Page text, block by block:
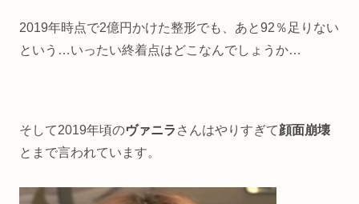
2019年時点で2億円かけた整形でも、あと92％足りない
という…いったい終着点はどこなんでしょうか…
そして2019年頃のヴァニラ さんはやりすぎて顔面崩壊
とまで言われています。